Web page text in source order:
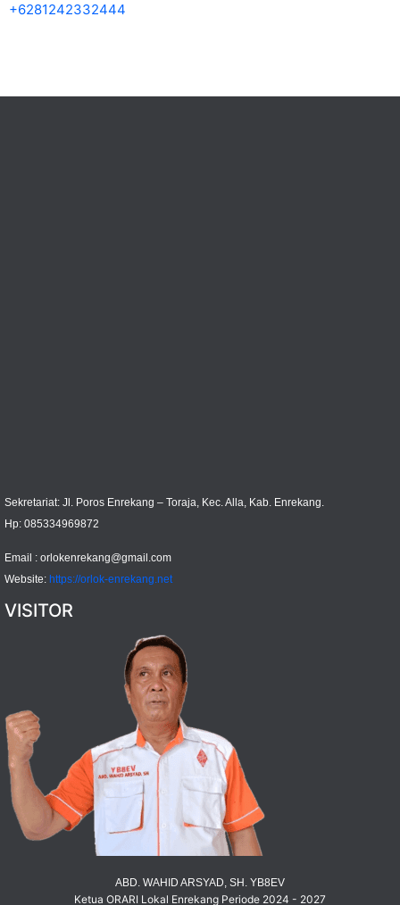
+6281242332444
Sekretariat: Jl. Poros Enrekang – Toraja, Kec. Alla, Kab. Enrekang.
Hp: 085334969872
Email : orlokenrekang@gmail.com
Website: https://orlok-enrekang.net
VISITOR
ABD. WAHID ARSYAD, SH. YB8EV
Ketua ORARI Lokal Enrekang Periode 2024 - 2027